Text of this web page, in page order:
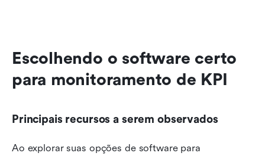
Escolhendo o software certo
para monitoramento de KPI
Principais recursos a serem observados
Ao explorar suas opções de software para